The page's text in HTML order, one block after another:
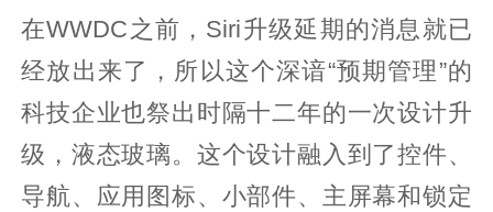
在WWDC之前，Siri升级延期的消息就已
经放出来了，所以这个深谙“预期管理”的
科技企业也祭出时隔十二年的一次设计升
级，液态玻璃。这个设计融入到了控件、
导航、应用图标、小部件、主屏幕和锁定